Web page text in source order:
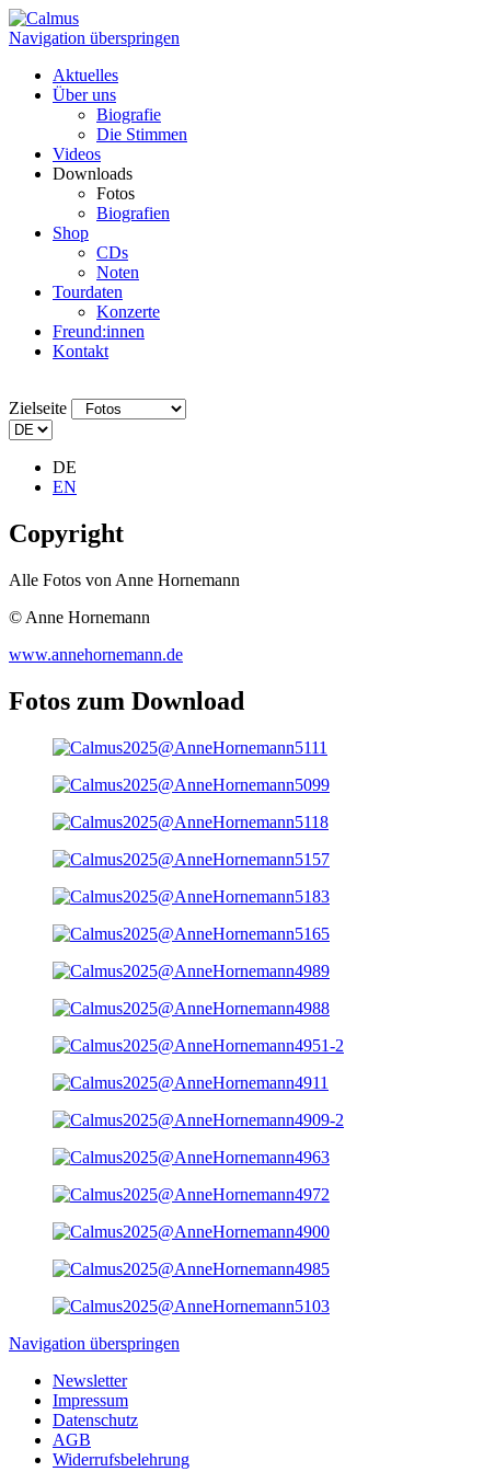
Navigation überspringen
Aktuelles
Über uns
Biografie
Die Stimmen
Videos
Downloads
Fotos
Biografien
Shop
CDs
Noten
Tourdaten
Konzerte
Freund:innen
Kontakt
Zielseite
DE
EN
Copyright
Alle Fotos von Anne Hornemann
© Anne Hornemann
www.annehornemann.de
Fotos zum Download
Navigation überspringen
Newsletter
Impressum
Datenschutz
AGB
Widerrufsbelehrung